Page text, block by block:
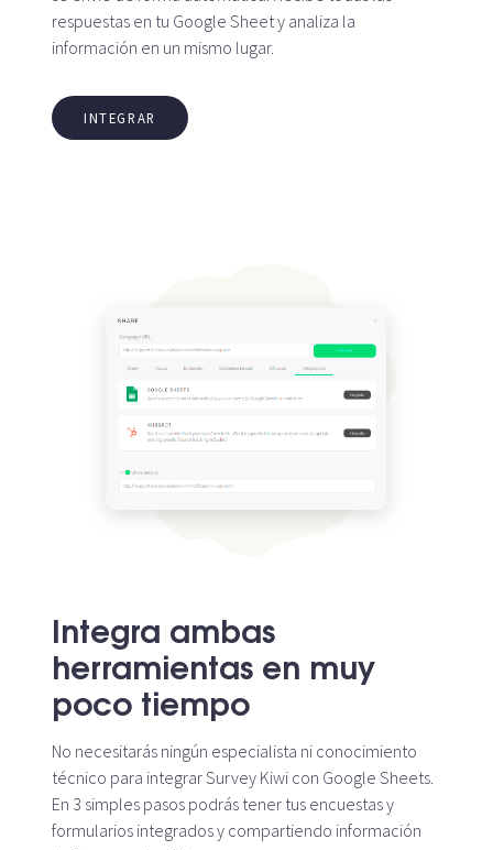
respuestas en tu Google Sheet y analiza la
información en un mismo lugar.
INTEGRAR
Integra ambas
herramientas en muy
poco tiempo
No necesitarás ningún especialista ni conocimiento
técnico para integrar Survey Kiwi con Google Sheets.
En 3 simples pasos podrás tener tus encuestas y
formularios integrados y compartiendo información